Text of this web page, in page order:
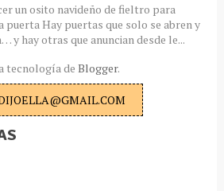
un osito navideño de fieltro para
puerta Hay puertas que solo se abren y
y hay otras que anuncian desde le...
tecnología de Blogger.